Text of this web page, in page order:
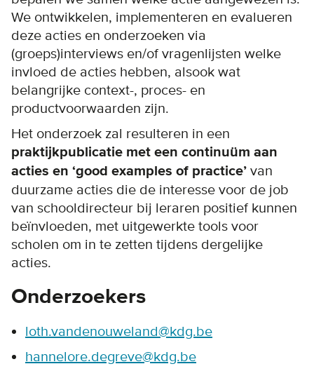
We ontwikkelen, implementeren en evalueren
deze acties en onderzoeken via
(groeps)interviews en/of vragenlijsten welke
invloed de acties hebben, alsook wat
belangrijke context-, proces- en
productvoorwaarden zijn.
Het onderzoek zal resulteren in een
praktijkpublicatie met een continuüm aan
acties en ‘good examples of practice’ van
duurzame acties die de interesse voor de job
van schooldirecteur bij leraren positief kunnen
beïnvloeden, met uitgewerkte tools voor
scholen om in te zetten tijdens dergelijke
acties.
Onderzoekers
loth.vandenouweland@kdg.be
hannelore.degreve@kdg.be